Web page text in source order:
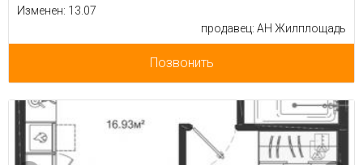
Изменен: 13.07
продавец: АН Жилплощадь
Позвонить